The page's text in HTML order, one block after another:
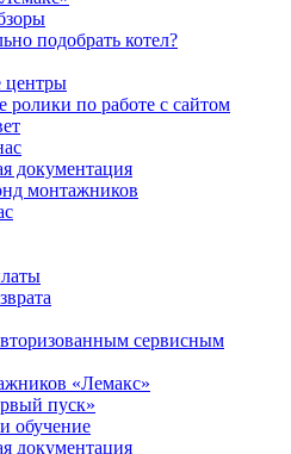
подобрать котел?
центры
по работе с сайтом
документация
монтажников
сервисным
«Лемакс»
пуск»
обучение
документация